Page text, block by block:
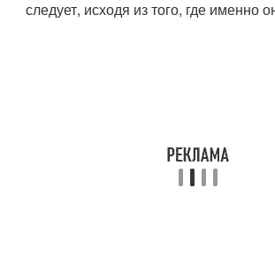
следует, исходя из того, где именно